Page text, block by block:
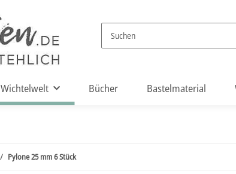
Wichtelwelt Bücher Bastelmaterial
Pylone 25 mm 6 Stück